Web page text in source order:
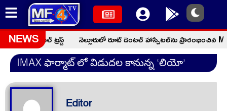
NEWS
చారిటబుల్ ట్రస్ట్ నెల్లూరులో రూట్ డెంటల్ హాస్పిటల్‌ను ప్రారంభించిన
IMAX ఫార్మాట్ లో విడుదల కానున్న ‘లియో’
Editor